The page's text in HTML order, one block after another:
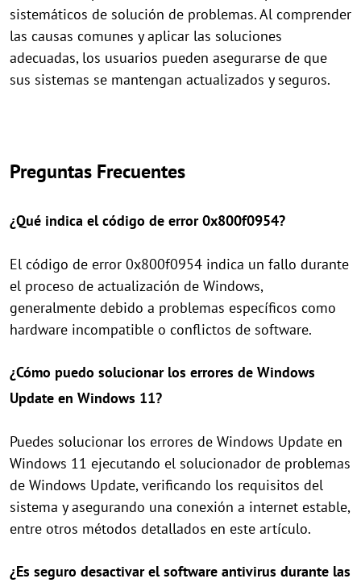
sistemáticos de solución de problemas. Al comprender
las causas comunes y aplicar las soluciones
adecuadas, los usuarios pueden asegurarse de que
sus sistemas se mantengan actualizados y seguros.
Preguntas Frecuentes
¿Qué indica el código de error 0x800f0954?
El código de error 0x800f0954 indica un fallo durante
el proceso de actualización de Windows,
generalmente debido a problemas específicos como
hardware incompatible o conflictos de software.
¿Cómo puedo solucionar los errores de Windows
Update en Windows 11?
Puedes solucionar los errores de Windows Update en
Windows 11 ejecutando el solucionador de problemas
de Windows Update, verificando los requisitos del
sistema y asegurando una conexión a internet estable,
entre otros métodos detallados en este artículo.
¿Es seguro desactivar el software antivirus durante las